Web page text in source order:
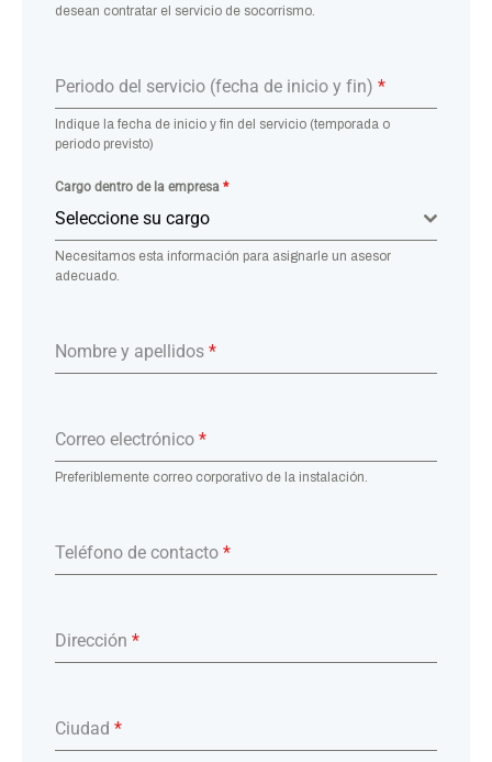
desean contratar el servicio de socorrismo.
Periodo del servicio (fecha de inicio y fin) *
Indique la fecha de inicio y fin del servicio (temporada o
periodo previsto)
Cargo dentro de la empresa *
Seleccione su cargo
Necesitamos esta información para asignarle un asesor
adecuado.
Nombre y apellidos *
Correo electrónico *
Preferiblemente correo corporativo de la instalación.
Teléfono de contacto *
Dirección *
Ciudad *